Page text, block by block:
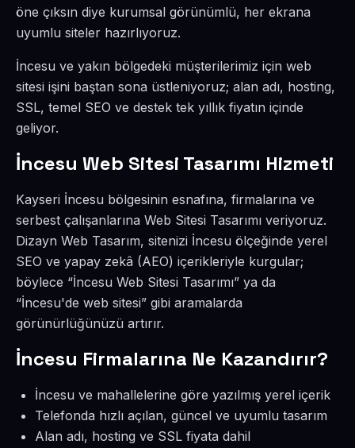
öne çıksın diye kurumsal görünümlü, her ekrana
uyumlu siteler hazırlıyoruz.
İncesu ve yakın bölgedeki müşterilerimiz için web
sitesi işini baştan sona üstleniyoruz; alan adı, hosting,
SSL, temel SEO ve destek tek yıllık fiyatın içinde
geliyor.
İncesu Web Sitesi Tasarımı Hizmeti
Kayseri İncesu bölgesinin esnafına, firmalarına ve
serbest çalışanlarına Web Sitesi Tasarımı veriyoruz.
Dizayn Web Tasarım, sitenizi İncesu ölçeğinde yerel
SEO ve yapay zekâ (AEO) içerikleriyle kurgular;
böylece “İncesu Web Sitesi Tasarımı” ya da
“İncesu'de web sitesi” gibi aramalarda
görünürlüğünüzü artırır.
İncesu Firmalarına Ne Kazandırır?
İncesu ve mahallelerine göre yazılmış yerel içerik
Telefonda hızlı açılan, güncel ve uyumlu tasarım
Alan adı, hosting ve SSL fiyata dahil